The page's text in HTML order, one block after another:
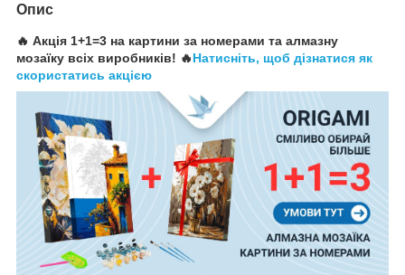
Опис
🔥 Акція 1+1=3 на картини за номерами та алмазну
мозаїку всіх виробників! 🔥Натисніть, щоб дізнатися як
скористатись акцією